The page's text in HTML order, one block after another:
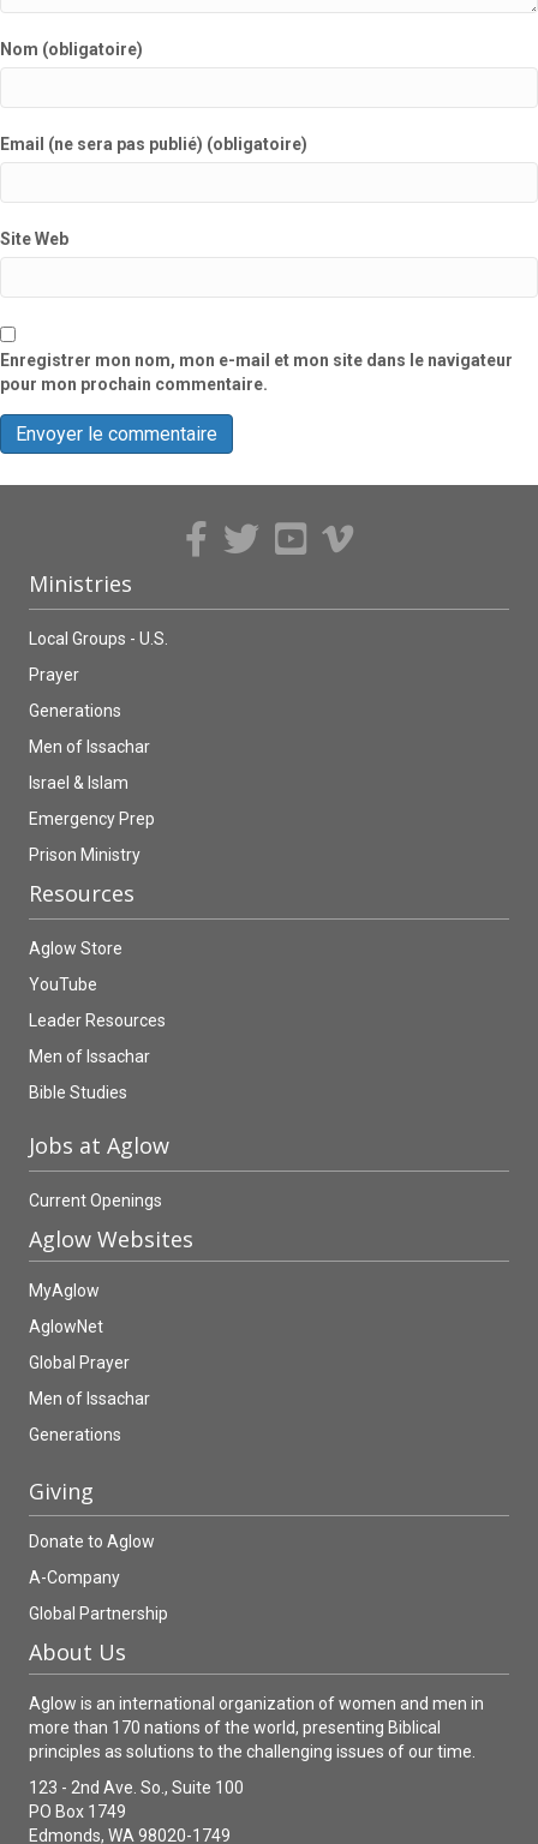
Nom (obligatoire)
Email (ne sera pas publié) (obligatoire)
Site Web
Enregistrer mon nom, mon e-mail et mon site dans le navigateur
pour mon prochain commentaire.
Ministries
Local Groups - U.S.
Prayer
Generations
Men of Issachar
Israel & Islam
Emergency Prep
Prison Ministry
Resources
Aglow Store
YouTube
Leader Resources
Men of Issachar
Bible Studies
Jobs at Aglow
Current Openings
Aglow Websites
MyAglow
AglowNet
Global Prayer
Men of Issachar
Generations
Giving
Donate to Aglow
A-Company
Global Partnership
About Us
Aglow is an international organization of women and men in
more than 170 nations of the world, presenting Biblical
principles as solutions to the challenging issues of our time.
123 - 2nd Ave. So., Suite 100
PO Box 1749
Edmonds, WA 98020-1749